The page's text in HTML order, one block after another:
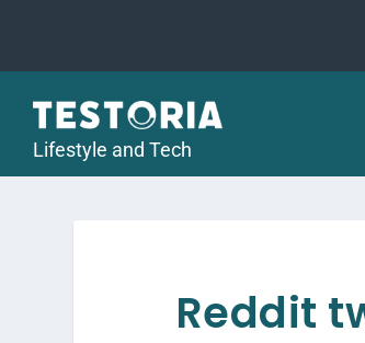
Lifestyle and Tech
Reddit